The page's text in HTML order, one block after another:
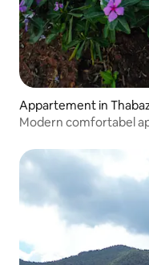
Appartement in
Modern comfortabel